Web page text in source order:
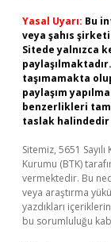
Yasal Uyarı: Bu
veya şahıs
Sitede yalnızca
taşımamakta
paylaşım
benzerlikleri
taslak halindedir
Sitemiz, 5651
Kurumu (BTK)
vermektedir. Bu
veya araştırma
yazdıkları
bu sorumluluğu